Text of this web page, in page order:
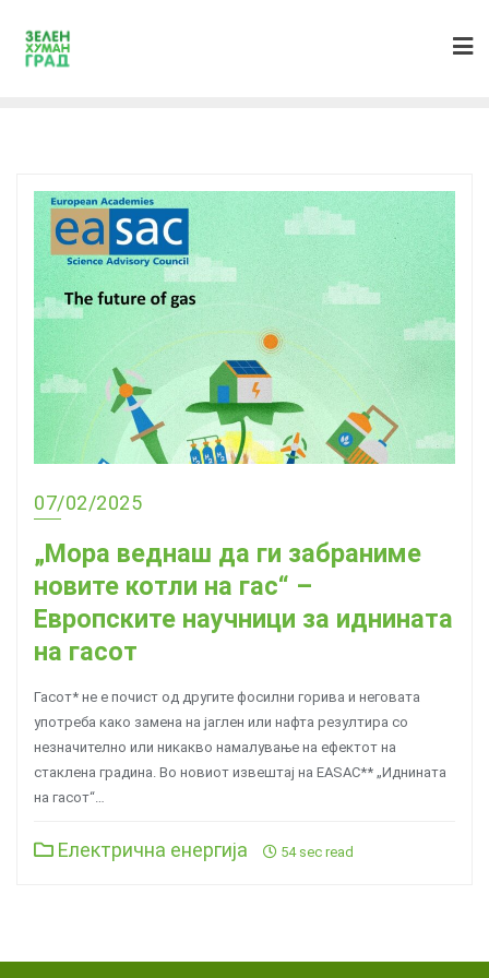
07/02/2025
„Мора веднаш да ги забраниме
новите котли на гас“ –
Европските научници за иднината
на гасот
Гасот* не е почист од другите фосилни горива и неговата
употреба како замена на јаглен или нафта резултира со
незначително или никакво намалување на ефектот на
стаклена градина. Во новиот извештај на EASAC** „Иднината
на гасот“…
Електрична енергија 54 sec read